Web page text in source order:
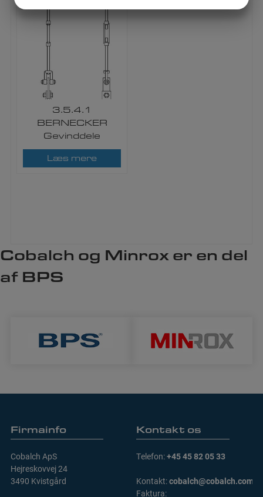
3.5.4.1
BERNECKER
Gevinddele
Læs mere
Firmainfo
Cobalch ApS
Hejreskovvej 24
3490 Kvistgård
Kontakt os
Telefon:+45 45 82 05 33
Kontakt:cobalch@cobalch.com
Faktura:
MARKETING